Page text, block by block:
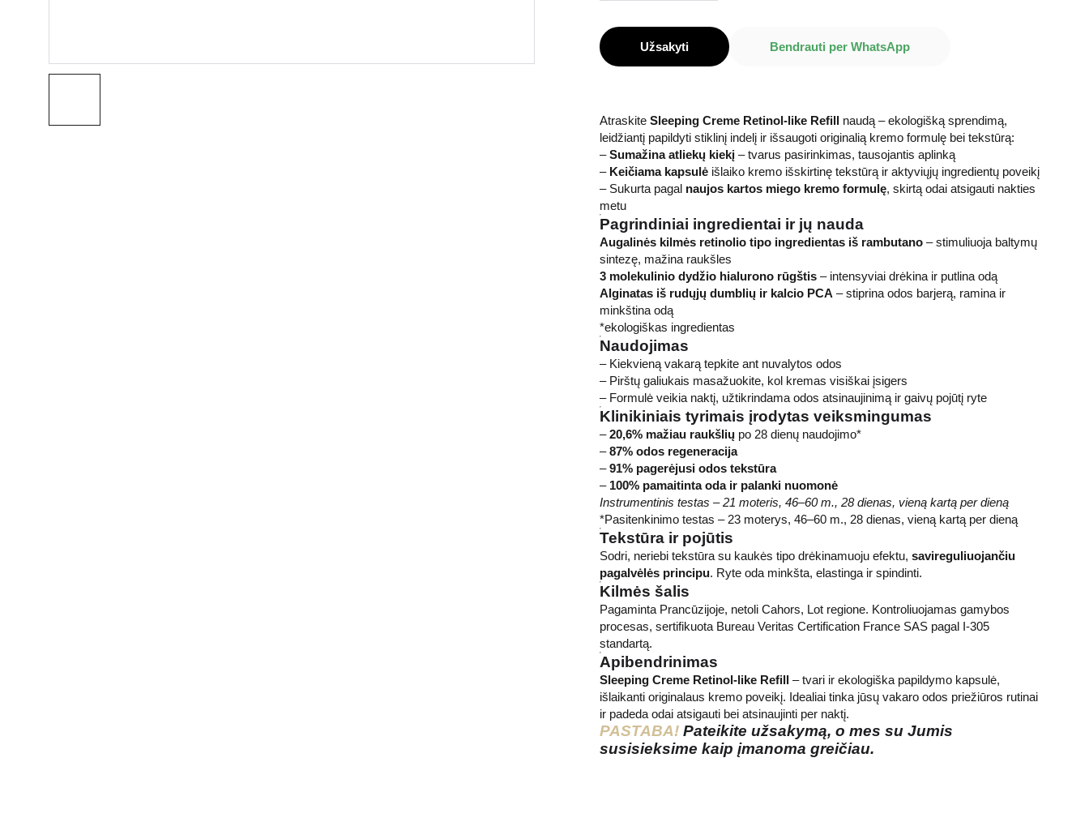
Užsakyti Bendrauti per WhatsApp
Atraskite Sleeping Creme Retinol-like Refill naudą – ekologišką sprendimą,
leidžiantį papildyti stiklinį indelį ir išsaugoti originalią kremo formulę bei tekstūrą:
–Sumažina atliekų kiekį – tvarus pasirinkimas, tausojantis aplinką
– Keičiama kapsulė išlaiko kremo išskirtinę tekstūrą ir aktyviųjų ingredientų poveikį
– Sukurta pagal naujos kartos miego kremo formulę, skirtą odai atsigauti nakties
metu
Pagrindiniai ingredientai ir jų nauda
Augalinės kilmės retinolio tipo ingredientas iš rambutano – stimuliuoja baltymų
sintezę, mažina raukšles
3 molekulinio dydžio hialurono rūgštis – intensyviai drėkina ir putlina odą
Alginatas iš rudųjų dumblių ir kalcio PCA – stiprina odos barjerą, ramina ir
minkština odą
*ekologiškas ingredientas
Naudojimas
– Kiekvieną vakarą tepkite ant nuvalytos odos
– Pirštų galiukais masažuokite, kol kremas visiškai įsigers
– Formulė veikia naktį, užtikrindama odos atsinaujinimą ir gaivų pojūtį ryte
Klinikiniais tyrimais įrodytas veiksmingumas
–20,6% mažiau raukšlių po 28 dienų naudojimo*
–87% odos regeneracija
–91% pagerėjusi odos tekstūra
– 100% pamaitinta oda ir palanki nuomonė
Instrumentinis testas – 21 moteris, 46–60 m., 28 dienas, vieną kartą per dieną
*Pasitenkinimo testas – 23 moterys, 46–60 m., 28 dienas, vieną kartą per dieną
Tekstūra ir pojūtis
Sodri, neriebi tekstūra su kaukės tipo drėkinamuoju efektu, savireguliuojančiu
pagalvėlės principu. Ryte oda minkšta, elastinga ir spindinti.
Kilmės šalis
Pagaminta Prancūzijoje, netoli Cahors, Lot regione. Kontroliuojamas gamybos
procesas, sertifikuota Bureau Veritas Certification France SAS pagal I-305
standartą.
Apibendrinimas
Sleeping Creme Retinol-like Refill – tvari ir ekologiška papildymo kapsulė,
išlaikanti originalaus kremo poveikį. Idealiai tinka jūsų vakaro odos priežiūros rutinai
ir padeda odai atsigauti bei atsinaujinti per naktį.
PASTABA! Pateikite užsakymą, o mes su Jumis
susisieksime kaip įmanoma greičiau.